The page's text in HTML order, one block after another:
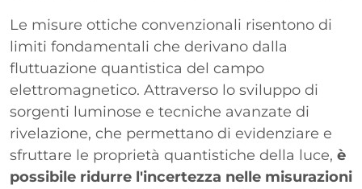
Le misure ottiche convenzionali risentono di
limiti fondamentali che derivano dalla
fluttuazione quantistica del campo
elettromagnetico. Attraverso lo sviluppo di
sorgenti luminose e tecniche avanzate di
rivelazione, che permettano di evidenziare e
sfruttare le proprietà quantistiche della luce, è
possibile ridurre l'incertezza nelle misurazioni